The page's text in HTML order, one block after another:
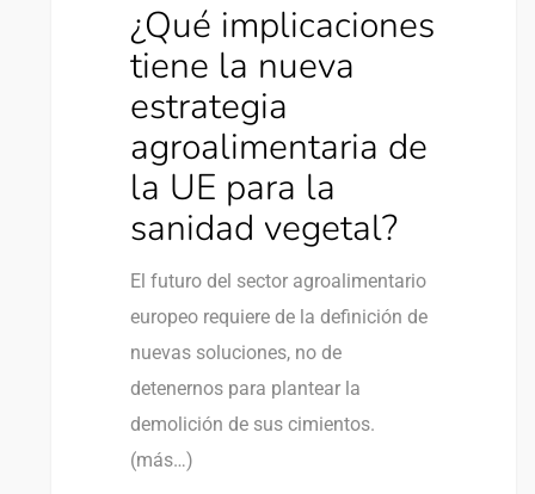
¿Qué implicaciones
tiene la nueva
estrategia
agroalimentaria de
la UE para la
sanidad vegetal?
El futuro del sector agroalimentario
europeo requiere de la definición de
nuevas soluciones, no de
detenernos para plantear la
demolición de sus cimientos.
(más…)